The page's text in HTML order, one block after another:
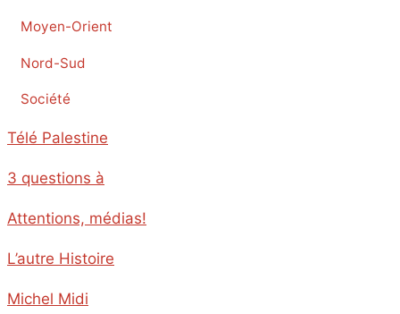
Moyen-Orient
Nord-Sud
Société
Télé Palestine
3 questions à
Attentions, médias!
L’autre Histoire
Michel Midi